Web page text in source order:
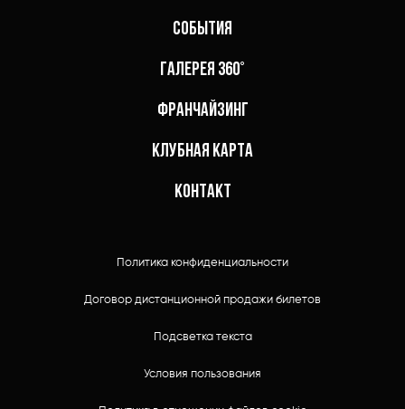
СОБЫТИЯ
ГАЛЕРЕЯ 360°
ФРАНЧАЙЗИНГ
КЛУБНАЯ КАРТА
КОНТАКТ
Политика конфиденциальности
Договор дистанционной продажи билетов
Подсветка текста
Условия пользования